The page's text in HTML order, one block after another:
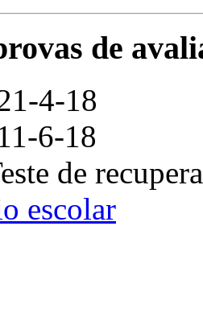
de
4-18
6-18
de
escolar